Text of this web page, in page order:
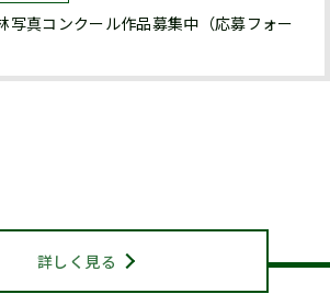
写真コンクール作品募集中（応募フォー
お知らせ詳しく見る